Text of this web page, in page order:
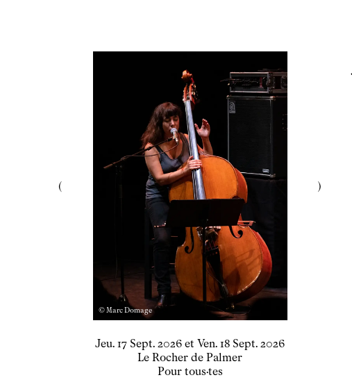
© Marc Domage
du
jeudi
Jeu. 17 septembre
Sept. 2026 etau
vendredi
Ven. 18 septembre
Sept. 2026
Le Rocher de Palmer
Pour tous·tes